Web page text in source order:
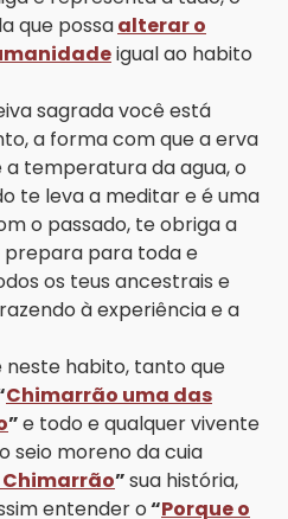
que possaalterar o
igual ao habito
sagrada você está
a forma com que a erva
temperatura da agua, o
te leva a meditar e é uma
o passado, te obriga a
prepara para toda e
os teus ancestrais e
à experiência e a
neste habito, tanto que
Chimarrão uma das
”e todo e qualquer vivente
seio moreno da cuia
”sua história,
entender o“Porque o